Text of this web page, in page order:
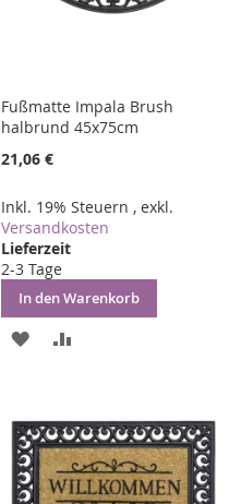
Fußmatte Impala Brush
halbrund 45x75cm
21,06 €
Inkl. 19% Steuern ,exkl.
Versandkosten
Lieferzeit
2-3 Tage
In den Warenkorb
ZUR